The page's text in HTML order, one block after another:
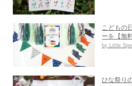
こどもの
ーを【無
by Little
ひな祭り